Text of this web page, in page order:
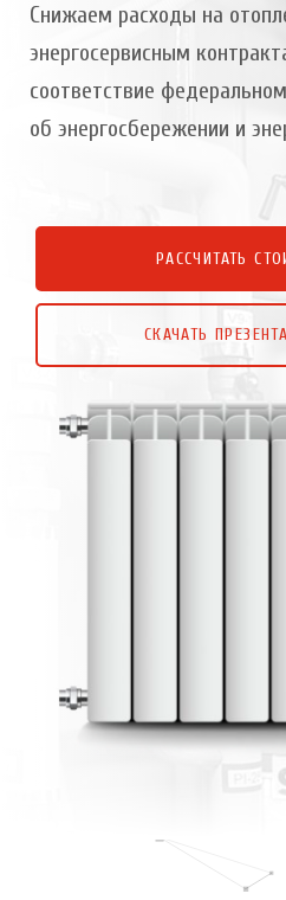
Снижаем расходы на
энергосервисным
соответствие
об энергосбережении и
РАССЧИТАТЬ
СКАЧАТЬ